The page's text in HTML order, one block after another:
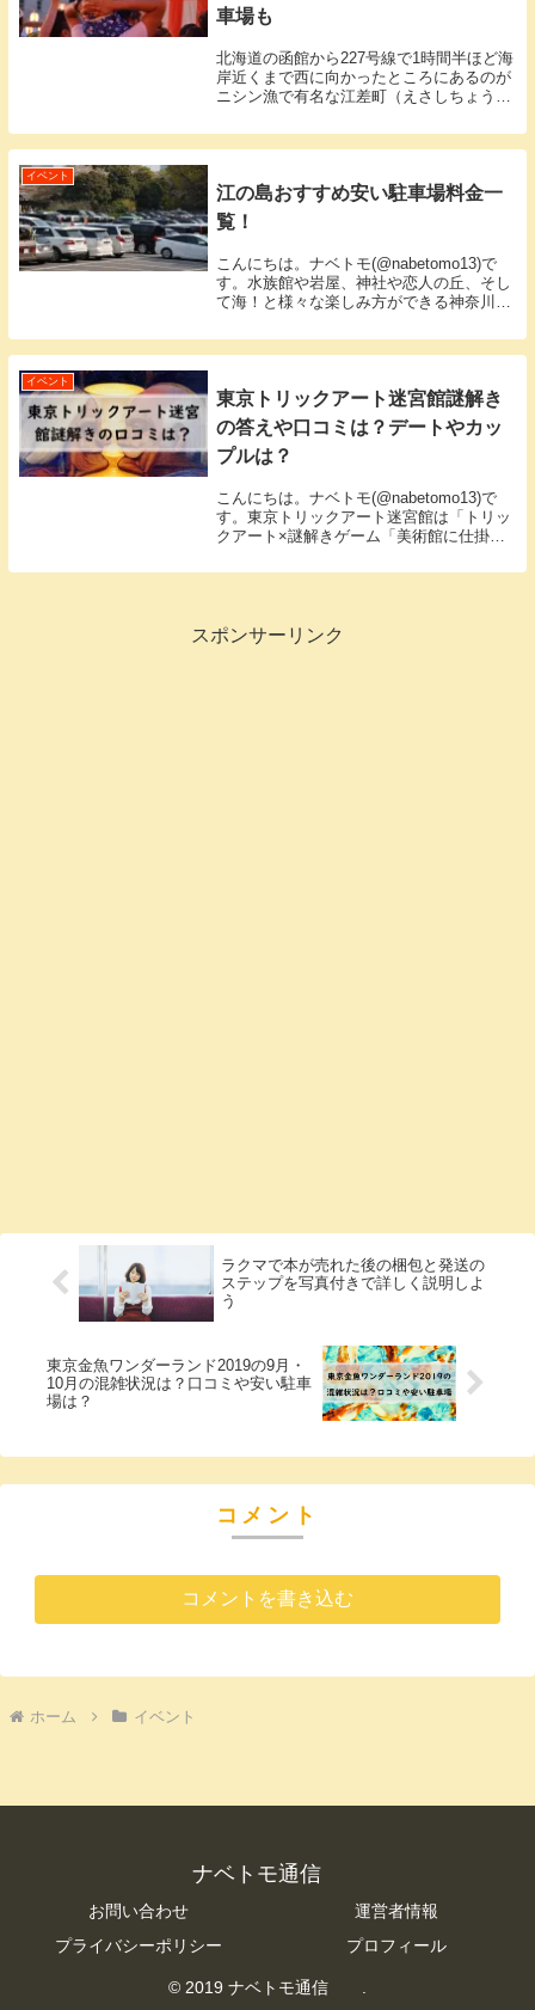
車場も
北海道の函館から227号線で1時間半ほど海
岸近くまで西に向かったところにあるのが
ニシン漁で有名な江差町（えさしちょう）
最古の祭りが「姥神大神宮渡御祭（うばが
みじんぐうとぎょさい）」です。2019年も
イベント
江の島おすすめ安い駐車場料金一
覧！
こんにちは。ナベトモ(@nabetomo13)で
す。水族館や岩屋、神社や恋人の丘、そし
て海！と様々な楽しみ方ができる神奈川県
～2020年はセーリングワールドカップ（ヨ
ットのオリンピック）の開催地にも...
イベント
東京トリックアート迷宮館謎解き
の答えや口コミは？デートやカッ
プルは？
こんにちは。ナベトモ(@nabetomo13)で
す。東京トリックアート迷宮館は「トリッ
クアート×謎解きゲーム「美術館に仕掛け
台場の東京ビーチシーサイドモールで
スポンサーリンク
ラクマで本が売れた後の梱包と発送の
ステップを写真付きで詳しく説明しよ
う
東京金魚ワンダーランド2019の9月・
10月の混雑状況は？口コミや安い駐車
場は？
コメント
コメントを書き込む
ホーム イベント
ナベトモ通信
お問い合わせ
運営者情報
プライバシーポリシー
プロフィール
© 2019 ナベトモ通信 .